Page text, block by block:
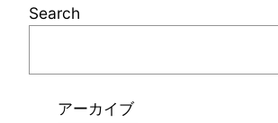
Search
アーカイブ